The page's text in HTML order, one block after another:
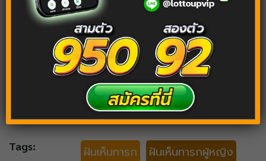
ฝันเห็นหลานชาย ตีความหมาย พร้อมเลขเด็ดลุ้น
โชคจากฝัน
ฝันเห็นด้วง มีความหมายอย่างไร พร้อมแนวทาง
พารวย
Tags: ฝันเห็นทารก ฝันเห็นทารกผู้หญิง